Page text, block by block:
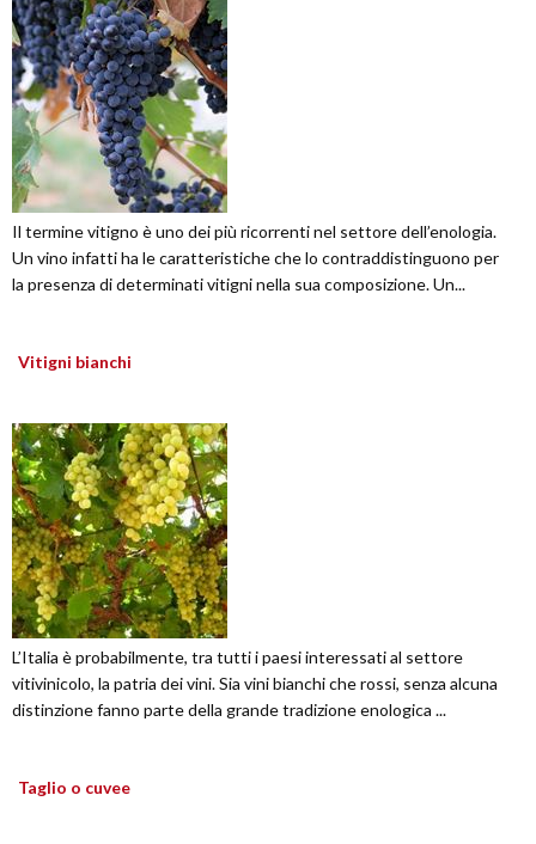
Il termine vitigno è uno dei più ricorrenti nel settore dell’enologia.
Un vino infatti ha le caratteristiche che lo contraddistinguono per
la presenza di determinati vitigni nella sua composizione. Un...
Vitigni bianchi
L’Italia è probabilmente, tra tutti i paesi interessati al settore
vitivinicolo, la patria dei vini. Sia vini bianchi che rossi, senza alcuna
distinzione fanno parte della grande tradizione enologica ...
Taglio o cuvee